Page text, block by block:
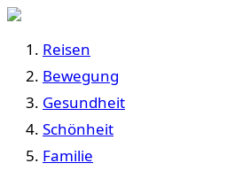
Reisen
Bewegung
Gesundheit
Schönheit
Familie